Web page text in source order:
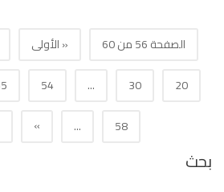
الصفحة 56 من 60 « الأولى
20
30
...
54
58
...
»
بحث